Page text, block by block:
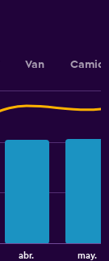
Van
abr. may.